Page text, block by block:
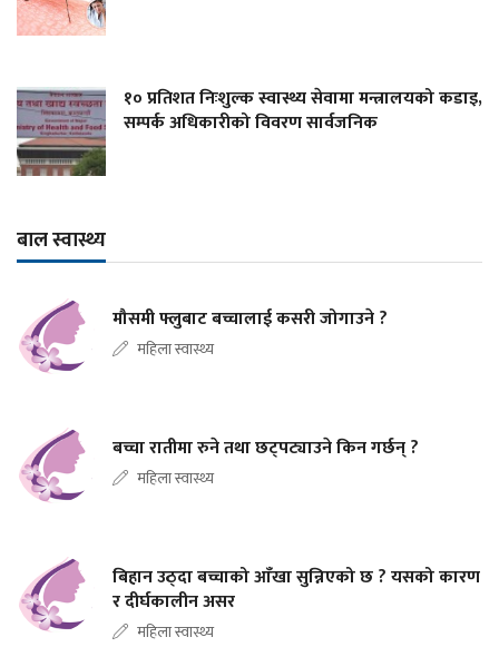
१० प्रतिशत निःशुल्क स्वास्थ्य सेवामा मन्त्रालयको कडाइ,
सम्पर्क अधिकारीको विवरण सार्वजनिक
बाल स्वास्थ्य
मौसमी फ्लुबाट बच्चालाई कसरी जोगाउने ?
महिला स्वास्थ्य
बच्चा रातीमा रुने तथा छट्पट्याउने किन गर्छन् ?
महिला स्वास्थ्य
बिहान उठ्दा बच्चाको आँखा सुन्निएको छ ? यसको कारण
र दीर्घकालीन असर
महिला स्वास्थ्य